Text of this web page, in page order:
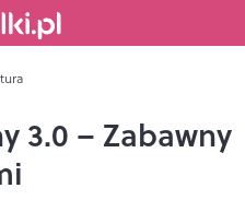
3.0 – Zabawny